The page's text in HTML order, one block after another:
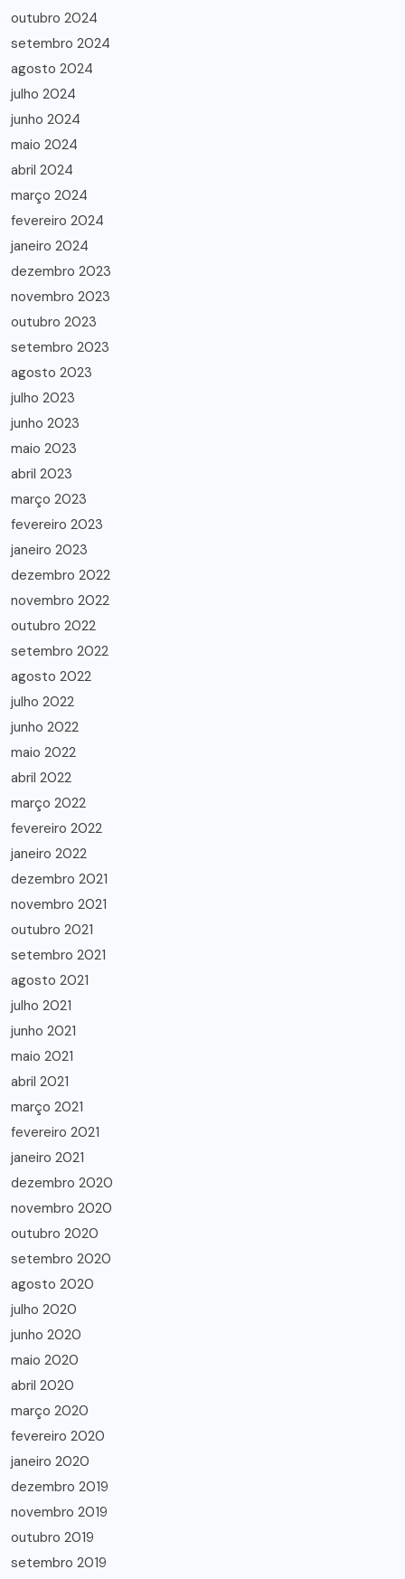
outubro 2024
setembro 2024
agosto 2024
julho 2024
junho 2024
maio 2024
abril 2024
março 2024
fevereiro 2024
janeiro 2024
dezembro 2023
novembro 2023
outubro 2023
setembro 2023
agosto 2023
julho 2023
junho 2023
maio 2023
abril 2023
março 2023
fevereiro 2023
janeiro 2023
dezembro 2022
novembro 2022
outubro 2022
setembro 2022
agosto 2022
julho 2022
junho 2022
maio 2022
abril 2022
março 2022
fevereiro 2022
janeiro 2022
dezembro 2021
novembro 2021
outubro 2021
setembro 2021
agosto 2021
julho 2021
junho 2021
maio 2021
abril 2021
março 2021
fevereiro 2021
janeiro 2021
dezembro 2020
novembro 2020
outubro 2020
setembro 2020
agosto 2020
julho 2020
junho 2020
maio 2020
abril 2020
março 2020
fevereiro 2020
janeiro 2020
dezembro 2019
novembro 2019
outubro 2019
setembro 2019